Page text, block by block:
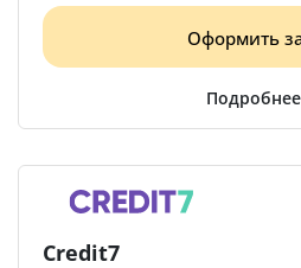
Оформить
Credit7